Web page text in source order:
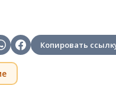
Копировать